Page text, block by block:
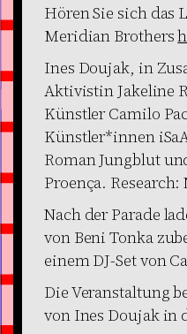
Hören Sie sich das
Meridian Brothers
Ines Doujak, in
Aktivistin Jakeline
Künstler Camilo
Künstler*innen
Roman Jungblut
Proença. Research:
Nach der Parade
von Beni Tonka
einem DJ-Set von
Die Veranstaltung
von Ines Doujak in